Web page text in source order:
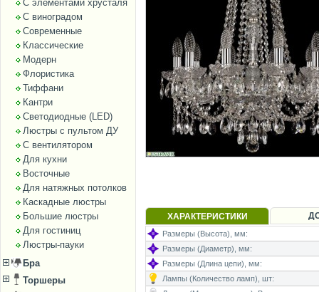
С элементами хрусталя
С виноградом
Современные
Классические
Модерн
Флористика
Тиффани
Кантри
Светодиодные (LED)
Люстры с пультом ДУ
С вентилятором
Для кухни
Восточные
Для натяжных потолков
Каскадные люстры
Большие люстры
Для гостиниц
Люстры-пауки
Бра
Торшеры
ХАРАКТЕРИСТИКИ
Размеры (Высота), мм:
Размеры (Диаметр), мм:
Размеры (Длина цепи), мм:
Лампы (Количество ламп), шт: